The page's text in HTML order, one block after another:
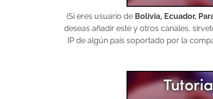
(Si eres usuario de Bolivia, Ecuador,
deseas añadir este y otros canales,
IP de algún país soportado por la